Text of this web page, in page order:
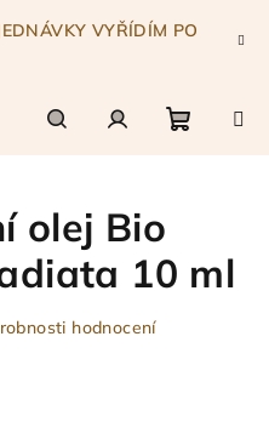
VYŘÍDÍM PO
olej Bio
10 ml
hodnocení